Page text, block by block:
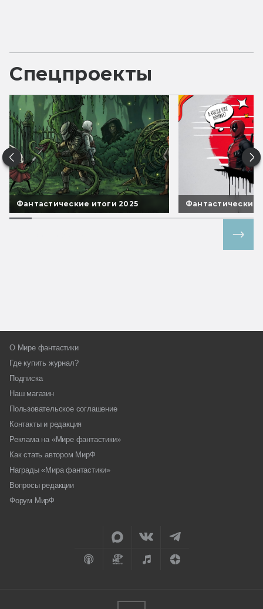
Спецпроекты
Фантастические итоги 2025 Фантастические
О Мире фантастики
Где купить журнал?
Подписка
Наш магазин
Пользовательское соглашение
Контакты и редакция
Реклама на «Мире фантастики»
Как стать автором МирФ
Награды «Мира фантастики»
Вопросы редакции
Форум МирФ